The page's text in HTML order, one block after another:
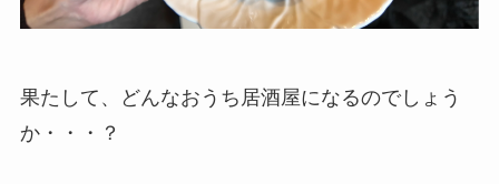
果たして、どんなおうち居酒屋になるのでしょう
か・・・？